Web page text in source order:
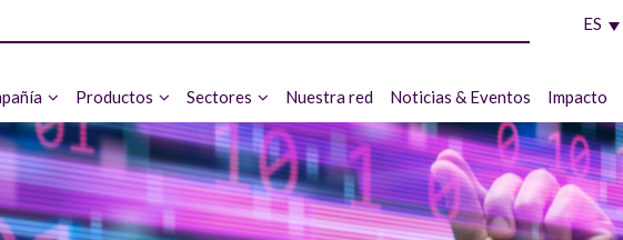
ES
Productos Sectores Nuestra red Noticias & Eventos Impacto